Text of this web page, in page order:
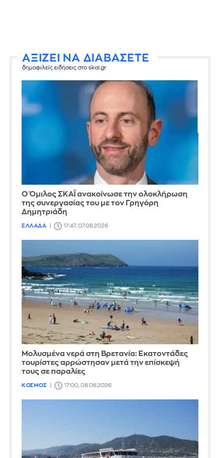
ΑΞΙΖΕΙ ΝΑ ΔΙΑΒΑΣΕΤΕ
δημοφιλείς ειδήσεις στο skai.gr
Ο Όμιλος ΣΚΑΪ ανακοίνωσε την ολοκλήρωση
της συνεργασίας του με τον Γρηγόρη
Δημητριάδη
ΕΛΛΑΔΑ 17:47, 07.08.2026
Μολυσμένα νερά στη Βρετανία: Εκατοντάδες
τουρίστες αρρώστησαν μετά την επίσκεψή
τους σε παραλίες
ΚΟΣΜΟΣ 17:00, 08.08.2026